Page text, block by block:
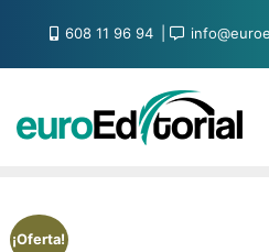
608 11 96 94
¡Oferta!